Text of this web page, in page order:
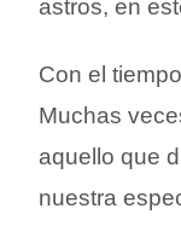
astros, en
Con el
Muchas
aquello que
nuestra